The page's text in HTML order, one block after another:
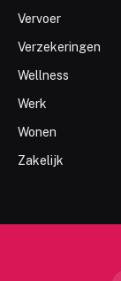
Vervoer
Verzekeringen
Wellness
Werk
Wonen
Zakelijk